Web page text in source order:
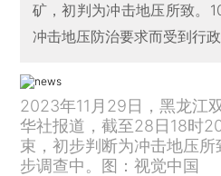
矿，初判为冲击地压所致。
冲击地压防治要求而受到行
2023年11月29日，黑龙江
华社报道，截至28日18时
束，初步判断为冲击地压
步调查中。图：视觉中国